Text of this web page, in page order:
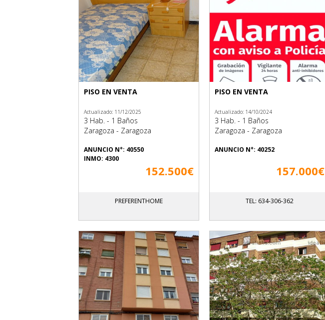
PISO EN VENTA
Actualizado: 11/12/2025
3 Hab. - 1 Baños
Zaragoza - Zaragoza
ANUNCIO N°: 40550
INMO: 4300
152.500€
PREFERENTHOME
PISO EN VENTA
Actualizado: 14/10/2024
3 Hab. - 1 Baños
Zaragoza - Zaragoza
ANUNCIO N°: 40252
157.000€
TEL: 634-306-362